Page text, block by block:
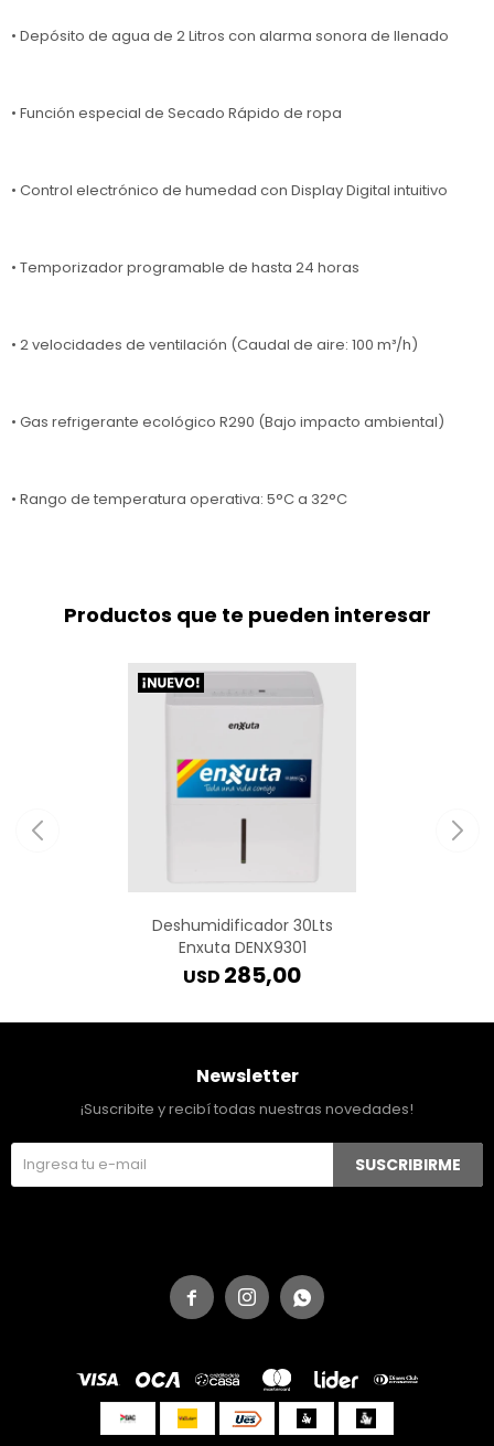
• Depósito de agua de 2 Litros con alarma sonora de llenado
• Función especial de Secado Rápido de ropa
• Control electrónico de humedad con Display Digital intuitivo
• Temporizador programable de hasta 24 horas
• 2 velocidades de ventilación (Caudal de aire: 100 m³/h)
• Gas refrigerante ecológico R290 (Bajo impacto ambiental)
• Rango de temperatura operativa: 5°C a 32°C
Productos que te pueden interesar
Deshumidificador 30Lts
Enxuta DENX9301
USD 285,00
  
Newsletter
¡Suscribite y recibí todas nuestras novedades!
SUSCRIBIRME